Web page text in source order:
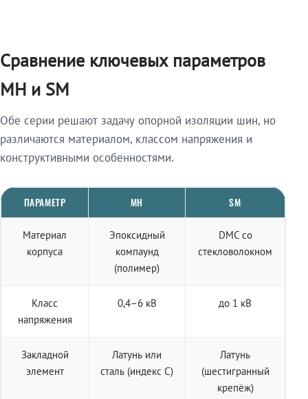
Сравнение ключевых параметров
МН и SM
Обе серии решают задачу опорной изоляции шин, но
различаются материалом, классом напряжения и
конструктивными особенностями.
ПАРАМЕТР МН SM
Материал
корпуса
Эпоксидный
компаунд
(полимер)
DMC со
стекловолокном
Класс
напряжения
0,4–6 кВ до 1 кВ
Закладной
элемент
Латунь или
сталь (индекс С)
Латунь
(шестигранный
крепёж)